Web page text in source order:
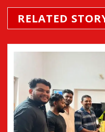
RELATED